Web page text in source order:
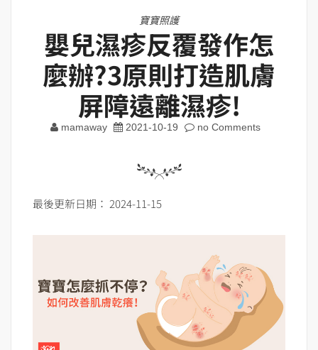
寶寶照護
嬰兒濕疹反覆發作怎
麼辦?3原則打造肌膚
屏障遠離濕疹!
mamaway 2021-10-19 no Comments
最後更新日期： 2024-11-15